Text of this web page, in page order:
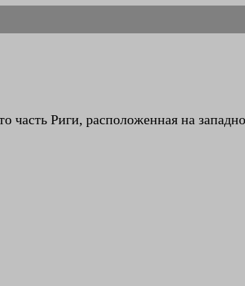
часть Риги, расположенная на